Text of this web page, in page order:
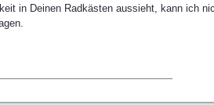
in Deinen Radkästen aussieht, kann ich